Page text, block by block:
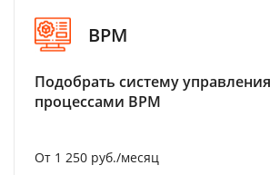
BPM
Подобрать систему
процессами BPM
От 1 250 руб./месяц